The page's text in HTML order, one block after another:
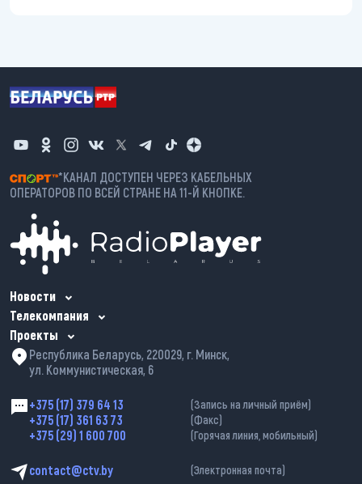
*КАНАЛ ДОСТУПЕН ЧЕРЕЗ КАБЕЛЬНЫХ
ОПЕРАТОРОВ ПО ВСЕЙ СТРАНЕ НА 11-Й КНОПКЕ.
Новости
Телекомпания
Проекты
Республика Беларусь, 220029, г. Минск,
ул. Коммунистическая, 6
+375 (17) 379 64 13 (Запись на личный приём)
+375 (17) 361 63 73 (Факс)
+375 (29) 1 600 700 (Горячая линия, мобильный)
contact@ctv.by (Электронная почта)